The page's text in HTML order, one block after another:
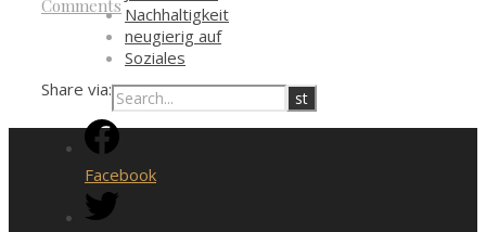
Comments
Share via:
Facebook
Nachhaltigkeit
neugierig auf
Soziales